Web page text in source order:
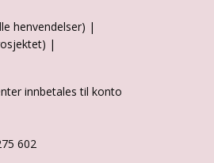
henvendelser) |
|
innbetales til konto
602